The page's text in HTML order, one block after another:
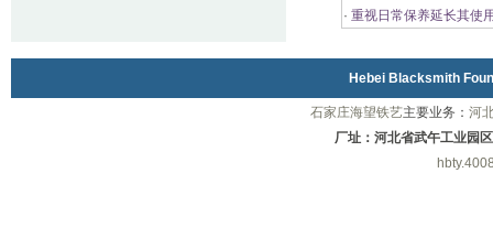
· 重视日常保养延长其使
Hebei Blacksmith
石家庄海望铁艺主要业务： 河
厂址：河北省武午工业园